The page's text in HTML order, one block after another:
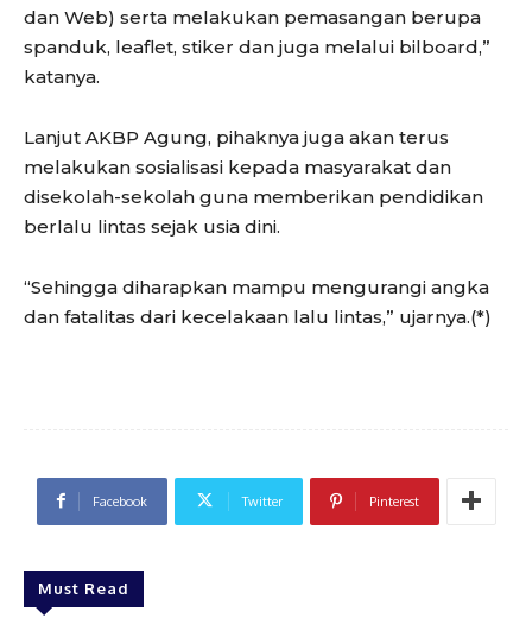
dan Web) serta melakukan pemasangan berupa
spanduk, leaflet, stiker dan juga melalui bilboard,”
katanya.
Lanjut AKBP Agung, pihaknya juga akan terus
melakukan sosialisasi kepada masyarakat dan
disekolah-sekolah guna memberikan pendidikan
berlalu lintas sejak usia dini.
“Sehingga diharapkan mampu mengurangi angka
dan fatalitas dari kecelakaan lalu lintas,” ujarnya.(*)
Facebook Twitter Pinterest
Must Read